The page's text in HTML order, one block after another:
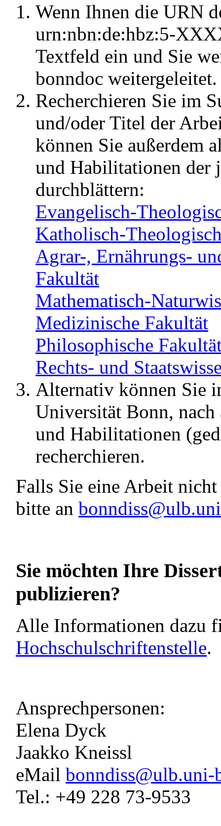
Wenn Ihnen die URN
urn:nbn:de:hbz:5-
Textfeld ein und Sie
bonndoc weitergeleitet.
Recherchieren Sie im
und/oder Titel der
können Sie außerdem
und Habilitationen der
durchblättern:
Evangelisch-
Katholisch-
Agrar-, Ernährungs-
Fakultät
Mathematisch-
Medizinische Fakultät
Philosophische
Rechts- und
Alternativ können Sie
Universität Bonn,
und Habilitationen
recherchieren.
Falls Sie eine Arbeit
bitte an
Sie möchten Ihre
publizieren?
Alle Informationen dazu
Hochschulschriftenstelle.
Ansprechpersonen:
Elena Dyck
Jaakko Kneissl
eMail bonndiss@ulb.uni-
Tel.: +49 228 73-9533